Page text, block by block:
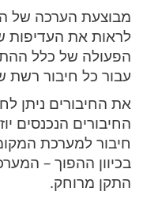
מבוצעת הערכה של
לראות את העדיפות
הפעולה של כלל
עבור כל חיבור רשת
את החיבורים ניתן
החיבורים הנכנסים
חיבור למערכת
בכיוון ההפוך –
התקן מרוחק.